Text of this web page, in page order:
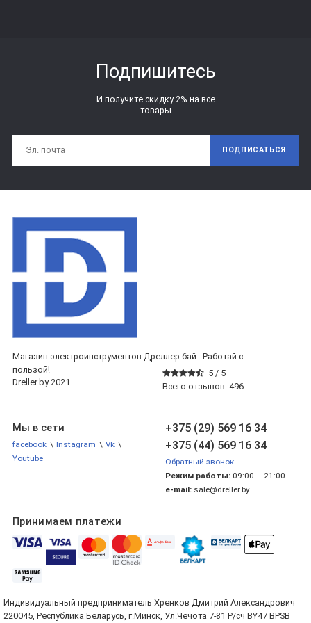
Подпишитесь
И получите скидку 2% на все
товары
ПОДПИСАТЬСЯ
Магазин электроинструментов Дреллер.бай - Работай с
пользой!
5 / 5
Всего отзывов: 496
Dreller.by 2021
+375 (29) 569 16 34
+375 (44) 569 16 34
Обратный звонок
Режим работы: 09:00 – 21:00
e-mail: sale@dreller.by
Мы в сети
facebook \ Instagram \ Vk \
Youtube
Принимаем платежи
Индивидуальный предприниматель Хренков Дмитрий Александрович
220045, Республика Беларусь, г.Минск, Ул.Чечота 7-81 Р/сч BY47 BPSB